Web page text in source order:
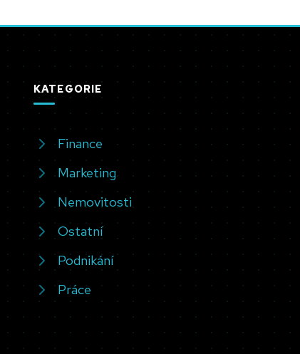
KATEGORIE
Finance
Marketing
Nemovitosti
Ostatní
Podnikání
Práce